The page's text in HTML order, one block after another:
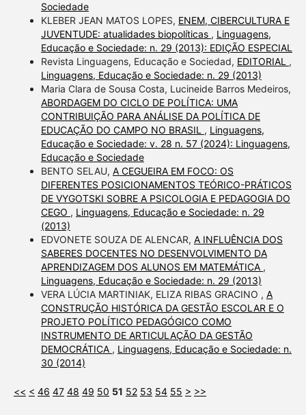
Sociedade
KLEBER JEAN MATOS LOPES, ENEM, CIBERCULTURA E
JUVENTUDE: atualidades biopolíticas , Linguagens,
Educação e Sociedade: n. 29 (2013): EDIÇÃO ESPECIAL
Revista Linguagens, Educação e Sociedad, EDITORIAL ,
Linguagens, Educação e Sociedade: n. 29 (2013)
Maria Clara de Sousa Costa, Lucineide Barros Medeiros,
ABORDAGEM DO CICLO DE POLÍTICA: UMA
CONTRIBUIÇÃO PARA ANÁLISE DA POLÍTICA DE
EDUCAÇÃO DO CAMPO NO BRASIL , Linguagens,
Educação e Sociedade: v. 28 n. 57 (2024): Linguagens,
Educação e Sociedade
BENTO SELAU, A CEGUEIRA EM FOCO: OS
DIFERENTES POSICIONAMENTOS TEÓRICO-PRÁTICOS
DE VYGOTSKI SOBRE A PSICOLOGIA E PEDAGOGIA DO
CEGO , Linguagens, Educação e Sociedade: n. 29
(2013)
EDVONETE SOUZA DE ALENCAR, A INFLUÊNCIA DOS
SABERES DOCENTES NO DESENVOLVIMENTO DA
APRENDIZAGEM DOS ALUNOS EM MATEMÁTICA ,
Linguagens, Educação e Sociedade: n. 29 (2013)
VERA LÚCIA MARTINIAK, ELIZA RIBAS GRACINO , A
CONSTRUÇÃO HISTÓRICA DA GESTÃO ESCOLAR E O
PROJETO POLÍTICO PEDAGÓGICO COMO
INSTRUMENTO DE ARTICULAÇÃO DA GESTÃO
DEMOCRÁTICA , Linguagens, Educação e Sociedade: n.
30 (2014)
<< < 46 47 48 49 50 51 52 53 54 55 > >>